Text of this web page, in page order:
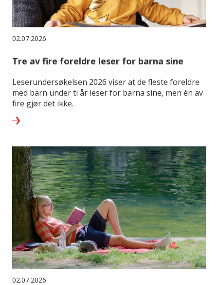
02.07.2026
Tre av fire foreldre leser for barna sine
Leserundersøkelsen 2026 viser at de fleste foreldre
med barn under ti år leser for barna sine, men én av
fire gjør det ikke.
02.07.2026